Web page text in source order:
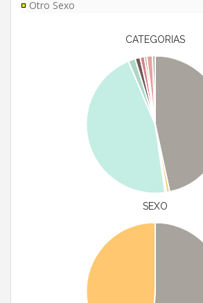
Otro Sexo
CATEGORIAS
SEXO